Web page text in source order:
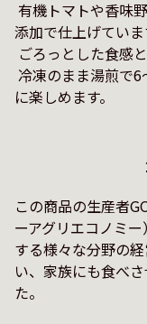
添加で仕上げていま
に楽しめます。
この商品の生産者
ーアグリエコノミ
する様々な分野の
い、家族にも食べ
た。